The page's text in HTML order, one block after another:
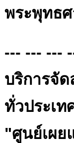
พระพุทธ
--- --- ---
บริการจั
ทั่วประเท
"ศูนย์เผย